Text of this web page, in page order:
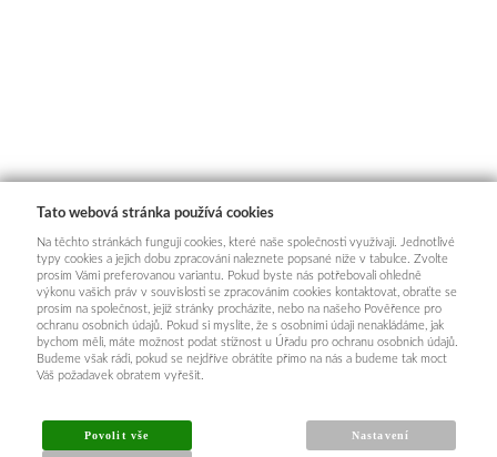
Tato webová stránka používá cookies
Na těchto stránkách fungují cookies, které naše společnosti využívají. Jednotlivé
typy cookies a jejich dobu zpracování naleznete popsané níže v tabulce. Zvolte
prosím Vámi preferovanou variantu. Pokud byste nás potřebovali ohledně
výkonu vašich práv v souvislosti se zpracováním cookies kontaktovat, obraťte se
prosím na společnost, jejíž stránky procházíte, nebo na našeho Pověřence pro
ochranu osobních údajů. Pokud si myslíte, že s osobními údaji nenakládáme, jak
bychom měli, máte možnost podat stížnost u Úřadu pro ochranu osobních údajů.
Budeme však rádi, pokud se nejdříve obrátíte přímo na nás a budeme tak moct
Váš požadavek obratem vyřešit.
Povolit vše Nastavení